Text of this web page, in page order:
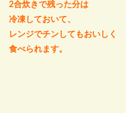
2合炊きで残った分は
冷凍しておいて、
レンジでチンしてもおいしく
食べられます。